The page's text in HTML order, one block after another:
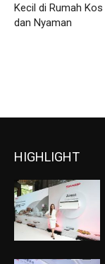
Kecil di Rumah Kos
dan Nyaman
HIGHLIGHT